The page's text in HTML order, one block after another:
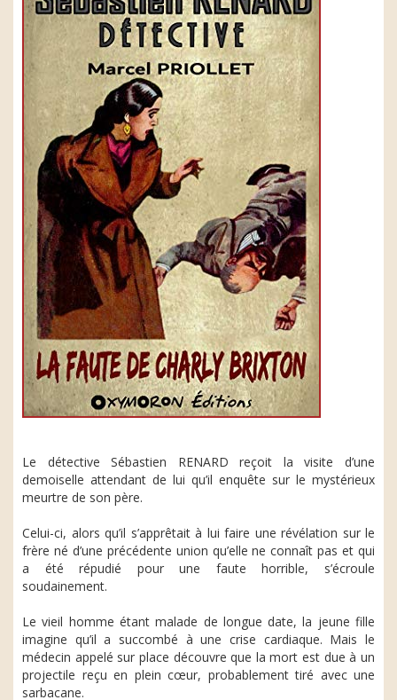
Le détective Sébastien RENARD reçoit la visite d’une
demoiselle attendant de lui qu’il enquête sur le mystérieux
meurtre de son père.
Celui-ci, alors qu’il s’apprêtait à lui faire une révélation sur le
frère né d’une précédente union qu’elle ne connaît pas et qui
a été répudié pour une faute horrible, s’écroule
soudainement.
Le vieil homme étant malade de longue date, la jeune fille
imagine qu’il a succombé à une crise cardiaque. Mais le
médecin appelé sur place découvre que la mort est due à un
projectile reçu en plein cœur, probablement tiré avec une
sarbacane.